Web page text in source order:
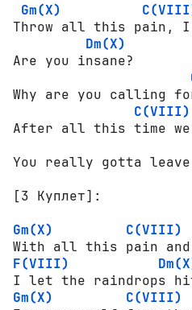
Gm(X)
Throw all this pain, I
Dm(X)
Are you insane?
Why are you calling
C(VIII)
After all this time
You really gotta
[3 Куплет]:
Gm(X)
C(VIII)
F(VIII)
Gm(X)
C(VIII)